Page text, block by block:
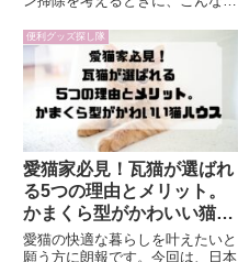
つけたらカビ臭い空気が流れてき
た。家族の健康が気になるけれ
ど、専門業者に頼むのは高い。市
販のスプレーでは効果がいまいち
分...
便利グッズ探し隊
愛猫家必見！瓦猫が選ばれ
る5つの理由とメリット。
かまくら型がかわいい猫ハ
ウス
愛猫の快適な暮らしを叶えたいと
願う方に朗報です。今回は、日本